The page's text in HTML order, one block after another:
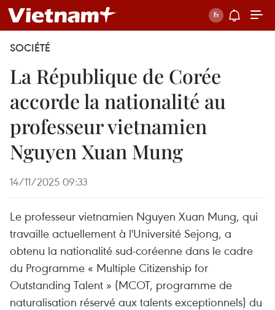
SOCIÉTÉ
La République de Corée
accorde la nationalité au
professeur vietnamien
Nguyen Xuan Mung
14/11/2025 09:33
Le professeur vietnamien Nguyen Xuan Mung, qui
travaille actuellement à l'Université Sejong, a
obtenu la nationalité sud-coréenne dans le cadre
du Programme « Multiple Citizenship for
Outstanding Talent » (MCOT, programme de
naturalisation réservé aux talents exceptionnels) du